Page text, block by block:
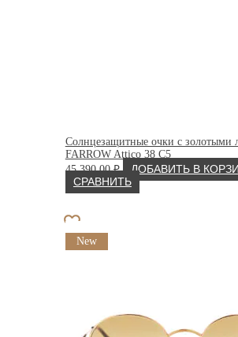
Солнцезащитные очки с золотыми
FARROW Attico 38 C5
45 390.00₽
ДОБАВИТЬ В
СРАВНИТЬ
New